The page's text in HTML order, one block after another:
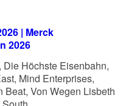
| Merck
2026
Die Höchste Eisenbahn,
Mind Enterprises,
Beat, Von Wegen Lisbeth